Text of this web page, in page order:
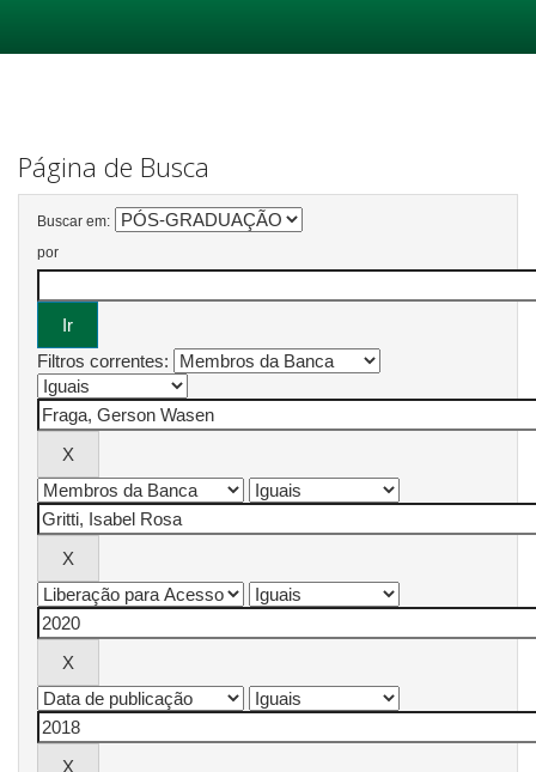
Página de Busca
Buscar em:
por
Filtros correntes: